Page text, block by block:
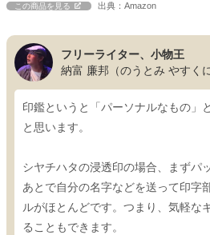
この商品を見る 出典：Amazon
フリーライター、小物王
納富 廉邦（のうとみ やすくに
印鑑というと「パーソナルなもの」
と思います。
シヤチハタの浸透印の場合、まずパ
あとで自分の名字などを送って印字
ルがほとんどです。つまり、気軽な
ることもできます。